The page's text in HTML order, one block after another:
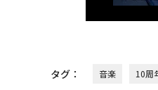
タグ： 音楽 10周